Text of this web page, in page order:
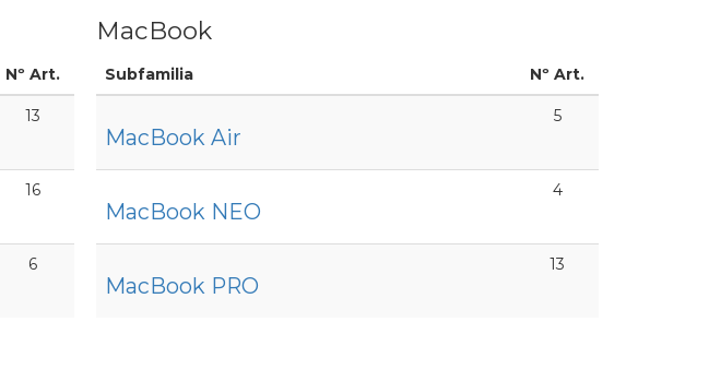
Nº Art.
13
16
6
MacBook
Subfamilia Nº Art.
MacBook Air
5
MacBook NEO
4
MacBook PRO
13